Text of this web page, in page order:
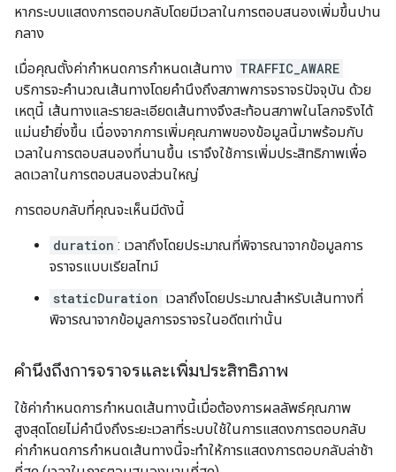
หากระบบแสดงการตอบกลับโดยมีเวลาในการตอบสนองเพิ่มขึ้นปาน
กลาง
เมื่อคุณตั้งค่ากำหนดการกำหนดเส้นทาง TRAFFIC_AWARE
บริการจะคำนวณเส้นทางโดยคำนึงถึงสภาพการจราจรปัจจุบัน ด้วย
เหตุนี้ เส้นทางและรายละเอียดเส้นทางจึงสะท้อนสภาพในโลกจริงได้
แม่นยำยิ่งขึ้น เนื่องจากการเพิ่มคุณภาพของข้อมูลนี้มาพร้อมกับ
เวลาในการตอบสนองที่นานขึ้น เราจึงใช้การเพิ่มประสิทธิภาพเพื่อ
ลดเวลาในการตอบสนองส่วนใหญ่
การตอบกลับที่คุณจะเห็นมีดังนี้
duration : เวลาถึงโดยประมาณที่พิจารณาจากข้อมูลการ
จราจรแบบเรียลไทม์
staticDuration เวลาถึงโดยประมาณสำหรับเส้นทางที่
พิจารณาจากข้อมูลการจราจรในอดีตเท่านั้น
คำนึงถึงการจราจรและเพิ่มประสิทธิภาพ
ใช้ค่ากำหนดการกำหนดเส้นทางนี้เมื่อต้องการผลลัพธ์คุณภาพ
สูงสุดโดยไม่คำนึงถึงระยะเวลาที่ระบบใช้ในการแสดงการตอบกลับ
ค่ากำหนดการกำหนดเส้นทางนี้จะทำให้การแสดงการตอบกลับล่าช้า